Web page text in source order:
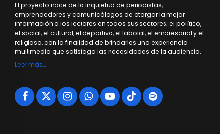
El proyecto nace de la inquietud de periodistas,
emprendedores y comunicólogos de otorgar la mejor
información a los lectores en todos sus sectores; el político,
el social, el cultural, el deportivo, el laboral, el empresarial y el
religioso, con la finalidad de brindarles una experiencia
multimedia que satisfaga las necesidades de la audiencia.
Leer más…